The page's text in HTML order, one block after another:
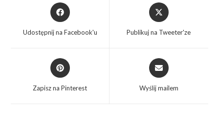
Udostępnij na Facebook'u Publikuj na Tweeter'ze
Zapisz na Pinterest Wyślij mailem